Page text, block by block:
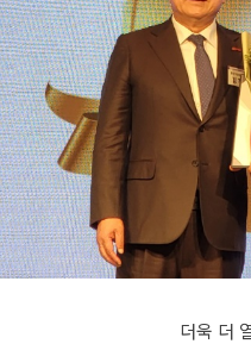
더욱 더